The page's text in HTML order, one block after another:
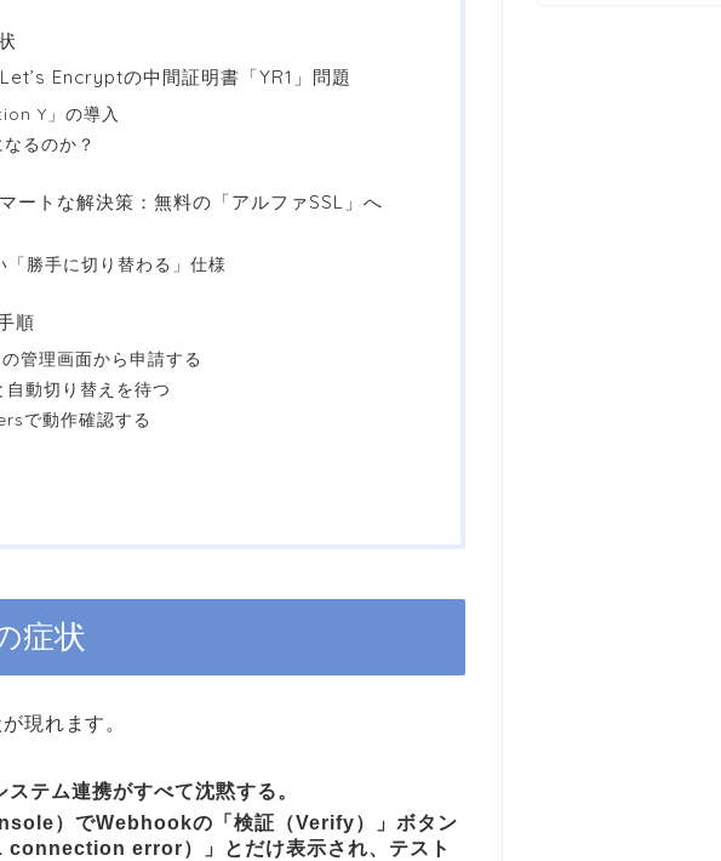
Encryptの中間証明書「YR1」問題
Y」の導入
るのか？
ートな解決策：無料の「アルファSSL」へ
勝手に切り替わる」仕様
順
管理画面から申請する
動切り替えを待つ
で動作確認する
症状
現れます。
テム連携がすべて沈黙する。
）でWebhookの「検証（Verify）」ボタン
connection error）」とだけ表示され、テスト